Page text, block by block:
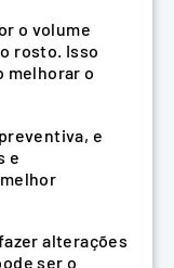
o volume
rosto. Isso
melhorar o
e
e
alterações
ser o